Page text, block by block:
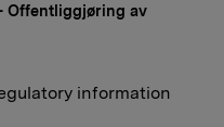
Offentliggjøring av
information